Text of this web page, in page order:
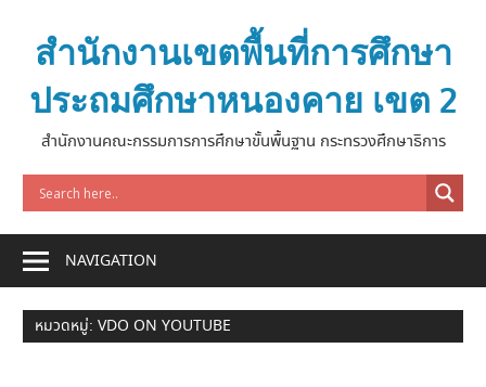
contentสำนักงานเขตพื้นที่การศึกษา
ประถมศึกษาหนองคาย เขต 2
สำนักงานคณะกรรมการการศึกษาขั้นพื้นฐาน กระทรวงศึกษาธิการ
NAVIGATION
หมวดหมู่:VDO ON YOUTUBE